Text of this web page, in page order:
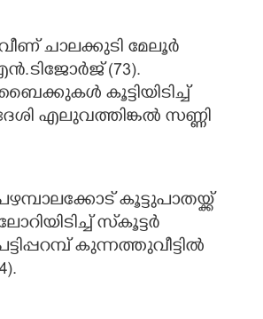
ചാലക്കുടി മേലൂർ
(73).
കൂട്ടിയിടിച്ച്
എലുവത്തിങ്കൽ സണ്ണി
കൂട്ടുപാതയ്ക്ക്
സ്‌കൂട്ടർ
കുന്നത്തുവീട്ടിൽ